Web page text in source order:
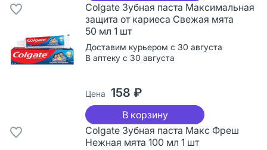
Colgate Зубная паста Максимальная
защита от кариеса Свежая мята
50 мл 1 шт
Доставим курьером с 30 августа
В аптеку с 30 августа
Цена 158 ₽
В корзину
Colgate Зубная паста Макс Фреш
Нежная мята 100 мл 1 шт